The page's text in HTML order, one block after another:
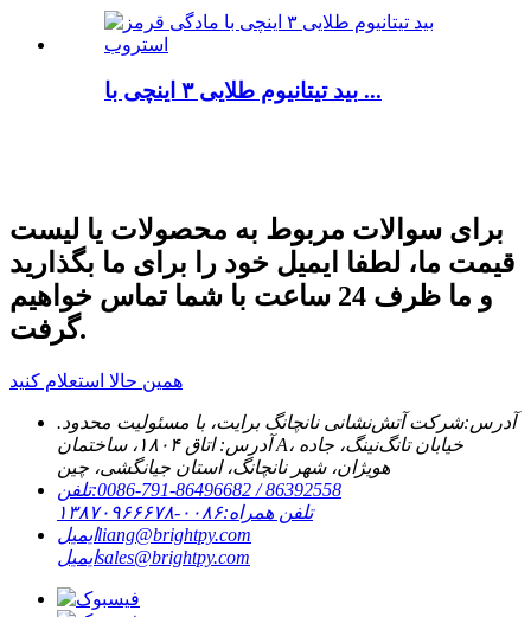
بید تیتانیوم طلایی ۳ اینچی با ...
برای سوالات مربوط به محصولات یا لیست
قیمت ما، لطفا ایمیل خود را برای ما بگذارید
و ما ظرف 24 ساعت با شما تماس خواهیم
گرفت.
همین حالا استعلام کنید
آدرس:شرکت آتش‌نشانی نانچانگ برایت، با مسئولیت محدود.
آدرس: اتاق ۱۸۰۴، ساختمان A، خیابان تانگ‌نینگ، جاده
هویژان، شهر نانچانگ، استان جیانگشی، چین
تلفن:‎0086-791-86496682 / 86392558‎
تلفن همراه:۰۰۸۶-۱۳۸۷۰۹۶۶۶۷۸
ایمیلliang@brightpy.com
ایمیلsales@brightpy.com